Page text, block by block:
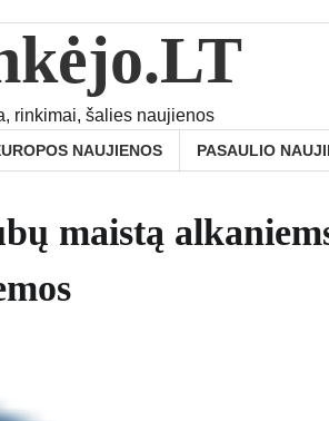
rinkimai, šalies naujienos
NAUJIENOS PASAULIO
maistą